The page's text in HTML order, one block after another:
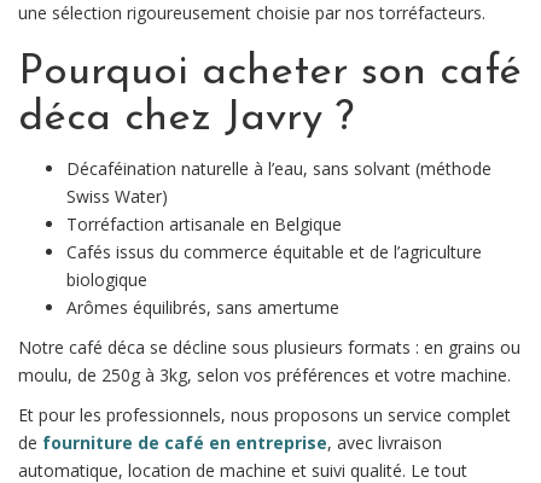
une sélection rigoureusement choisie par nos torréfacteurs.
Pourquoi acheter son café
déca chez Javry ?
Décaféination naturelle à l’eau, sans solvant (méthode
Swiss Water)
Torréfaction artisanale en Belgique
Cafés issus du commerce équitable et de l’agriculture
biologique
Arômes équilibrés, sans amertume
Notre café déca se décline sous plusieurs formats : en grains ou
moulu, de 250g à 3kg, selon vos préférences et votre machine.
Et pour les professionnels, nous proposons un service complet
de fourniture de café en entreprise, avec livraison
automatique, location de machine et suivi qualité. Le tout